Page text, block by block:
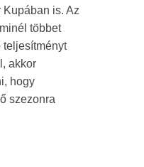
is. Az
többet
teljesítményt
akkor
hogy
szezonra